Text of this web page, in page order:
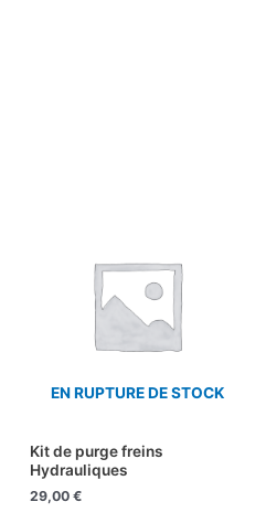
EN RUPTURE DE STOCK
Kit de purge freins
Hydrauliques
29,00 €